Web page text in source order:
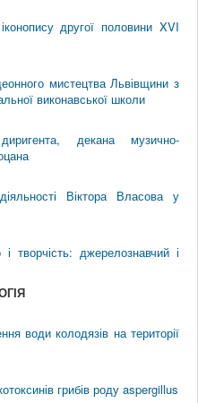
другої половини XVI
мистецтва Львівщини з
виконавської школи
декана музично-
Віктора Власова у
творчість: джерелознавчий і
води колодязів на території
грибів роду aspergillus